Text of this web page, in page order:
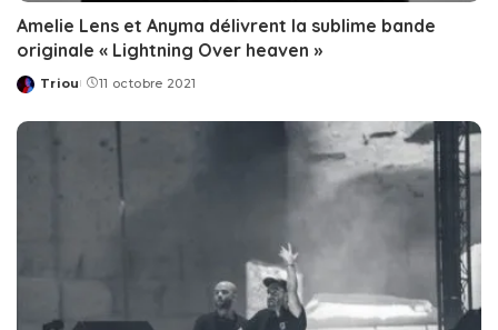
Amelie Lens et Anyma délivrent la sublime bande
originale « Lightning Over heaven »
Posted
Triou 11 octobre 2021